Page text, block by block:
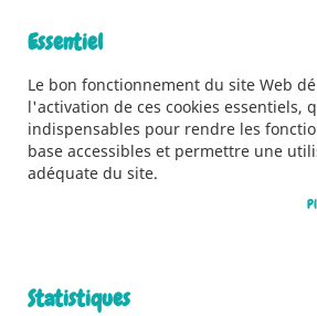
Essentiel
Le bon fonctionnement du site Web
l'activation de ces cookies essentiels,
indispensables pour rendre les
base accessibles et permettre une
adéquate du site.
Statistiques